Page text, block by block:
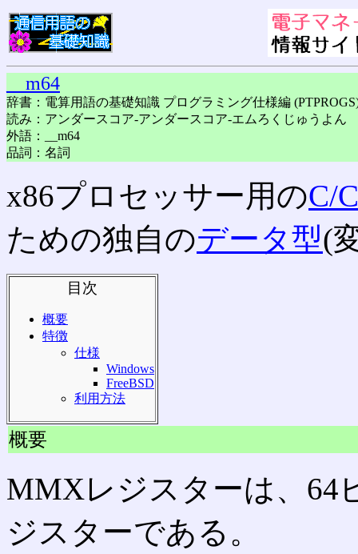
__m64
辞書：電算用語の基礎知識 プログラミング仕様編
読み：アンダースコア-アンダースコア-エムろくじゅうよん
外語：__m64
品詞：名詞
x86プロセッサー用のC/
ための独自のデータ型(
目次
概要
特徴
仕様
Windows
FreeBSD
利用方法
概要
MMXレジスターは、64
ジスターである。